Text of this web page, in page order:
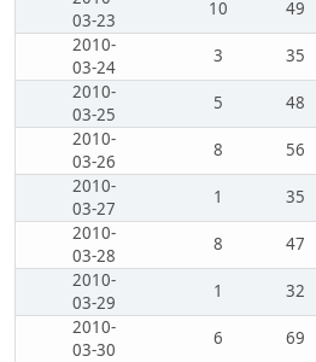
03-23
10 49
2010-
03-24
3 35
2010-
03-25
5 48
2010-
03-26
8 56
2010-
03-27
1 35
2010-
03-28
8 47
2010-
03-29
1 32
2010-
03-30
6 69